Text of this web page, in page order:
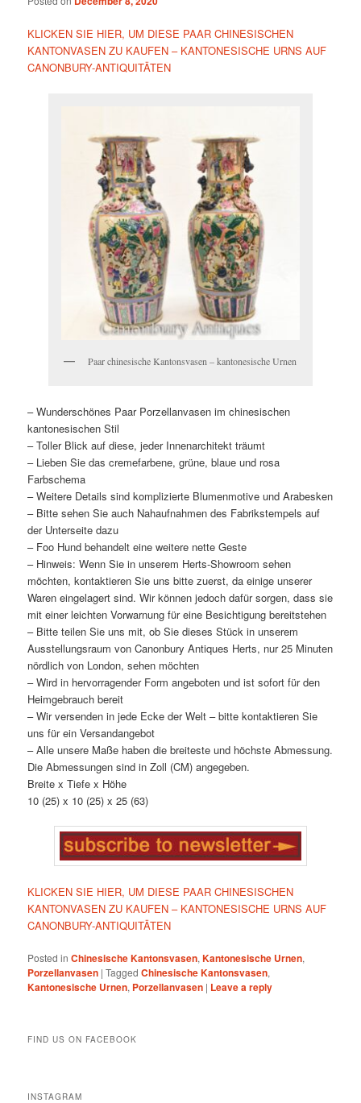
KLICKEN SIE HIER, UM DIESE PAAR CHINESISCHEN
KANTONVASEN ZU KAUFEN – KANTONESISCHE URNS AUF
CANONBURY-ANTIQUITÄTEN
Paar chinesische Kantonsvasen – kantonesische Urnen
– Wunderschönes Paar Porzellanvasen im chinesischen
kantonesischen Stil
– Toller Blick auf diese, jeder Innenarchitekt träumt
– Lieben Sie das cremefarbene, grüne, blaue und rosa
Farbschema
– Weitere Details sind komplizierte Blumenmotive und Arabesken
– Bitte sehen Sie auch Nahaufnahmen des Fabrikstempels auf
der Unterseite dazu
– Foo Hund behandelt eine weitere nette Geste
– Hinweis: Wenn Sie in unserem Herts-Showroom sehen
möchten, kontaktieren Sie uns bitte zuerst, da einige unserer
Waren eingelagert sind. Wir können jedoch dafür sorgen, dass sie
mit einer leichten Vorwarnung für eine Besichtigung bereitstehen
– Bitte teilen Sie uns mit, ob Sie dieses Stück in unserem
Ausstellungsraum von Canonbury Antiques Herts, nur 25 Minuten
nördlich von London, sehen möchten
– Wird in hervorragender Form angeboten und ist sofort für den
Heimgebrauch bereit
– Wir versenden in jede Ecke der Welt – bitte kontaktieren Sie
uns für ein Versandangebot
– Alle unsere Maße haben die breiteste und höchste Abmessung.
Die Abmessungen sind in Zoll (CM) angegeben.
Breite x Tiefe x Höhe
10 (25) x 10 (25) x 25 (63)
KLICKEN SIE HIER, UM DIESE PAAR CHINESISCHEN
KANTONVASEN ZU KAUFEN – KANTONESISCHE URNS AUF
CANONBURY-ANTIQUITÄTEN
Posted in Chinesische Kantonsvasen,Kantonesische Urnen,
Porzellanvasen |Tagged Chinesische Kantonsvasen,
Kantonesische Urnen, Porzellanvasen | Leave a reply
FIND US ON FACEBOOK
INSTAGRAM